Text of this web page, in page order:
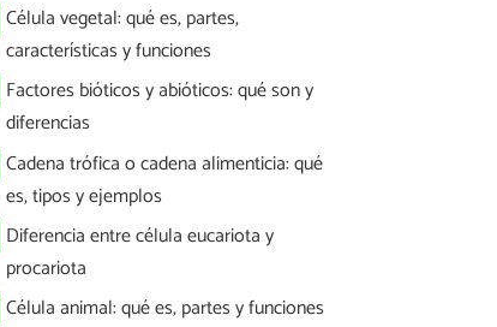
Célula vegetal: qué es, partes,
características y funciones
Factores bióticos y abióticos: qué son y
diferencias
Cadena trófica o cadena alimenticia: qué
es, tipos y ejemplos
Diferencia entre célula eucariota y
procariota
Célula animal: qué es, partes y funciones